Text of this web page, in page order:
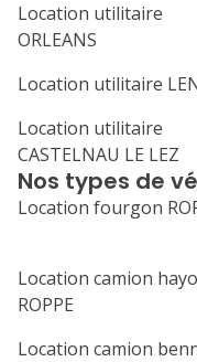
Location utilitaire
ORLEANS
Location utilitaire
Location utilitaire
CASTELNAU LE LEZ
Nos types de
Location fourgon
Location camion
ROPPE
Location camion